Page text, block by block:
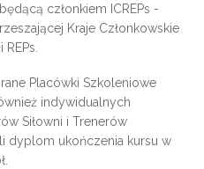
członkiem ICREPs -
Kraje Członkowskie
Placówki Szkoleniowe
indywidualnych
Siłowni i Trenerów
dyplom ukończenia kursu w